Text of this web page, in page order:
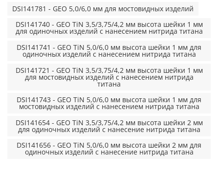
DSI141781 - GEO 5,0/6,0 мм для мостовидных изделий
DSI141740 - GEO TiN 3,5/3,75/4,2 мм высота шейки 1 мм
для одиночных изделий с нанесением нитрида титана
DSI141741 - GEO TiN 5,0/6,0 мм высота шейки 1 мм для
одиночных изделий с нанесением нитрида титана
DSI141721 - GEO TiN 3,5/3,75/4,2 мм высота шейки 1 мм
для мостовидных изделий с нанесением нитрида
титана
DSI141743 - GEO TiN 5,0/6,0 мм высота шейки 1 мм для
мостовидных изделий с нанесением нитрида титана
DSI141654 - GEO TiN 3,5/3,75/4,2 мм высота шейки 2 мм
для одиночных изделий с нанесение нитрида титана
DSI141656 - GEO TiN 5,0/6,0 мм высота шейки 2 мм для
одиночных изделий с нанесение нитрида титана